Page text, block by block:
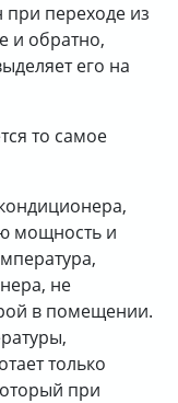
при переходе из
и обратно,
его на
то самое
мощность и
не
в помещении.
только
при